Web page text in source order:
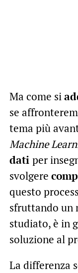
Ma come si
se
tema più
Machine
dati per
svolgere
questo
sfruttando un
studiato, è in
soluzione al
La differenza